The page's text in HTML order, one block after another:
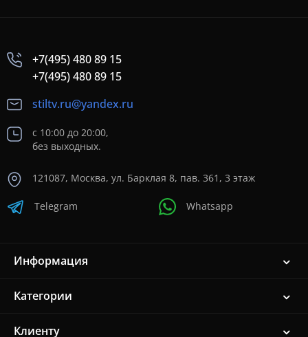
+7(495) 480 89 15
+7(495) 480 89 15
stiltv.ru@yandex.ru
с 10:00 до 20:00,
без выходных.
121087, Москва, ул. Барклая 8, пав. 361, 3 этаж
Telegram Whatsapp
Информация
Категории
Клиенту